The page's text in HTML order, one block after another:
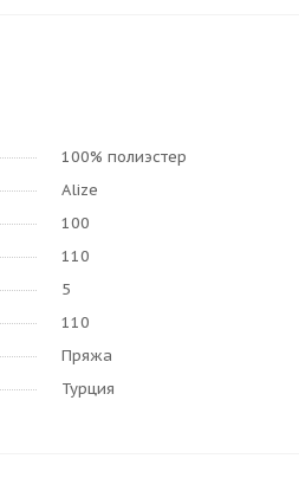
100% полиэстер
Alize
100
110
5
110
Пряжа
Турция